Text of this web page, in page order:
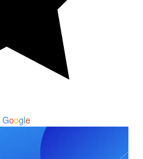
Google